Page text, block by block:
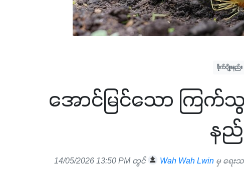
စိုက်ပျိုးနည်း
အောင်မြင်သော ကြ
နည်
14/05/2026 13:50 PM တွင် Wah Wah Lwin မှ ရေးသ